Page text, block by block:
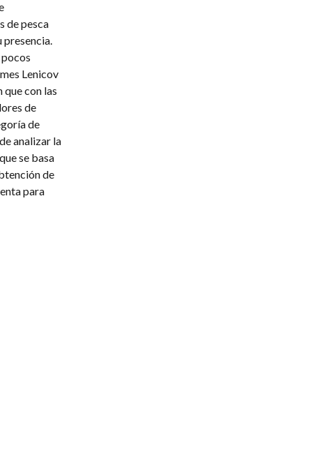
de pesca
Lenicov
con las
de
de
analizar la
se basa
de
para